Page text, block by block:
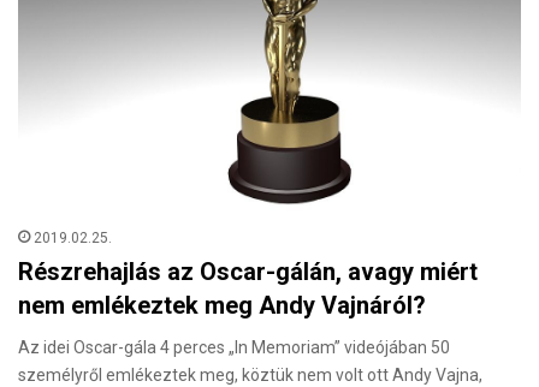
2019.02.25.
Részrehajlás az Oscar-gálán, avagy miért
nem emlékeztek meg Andy Vajnáról?
Az idei Oscar-gála 4 perces „In Memoriam” videójában 50
személyről emlékeztek meg, köztük nem volt ott Andy Vajna,